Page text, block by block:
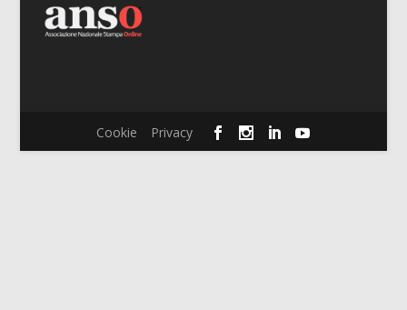
Cookie Privacy